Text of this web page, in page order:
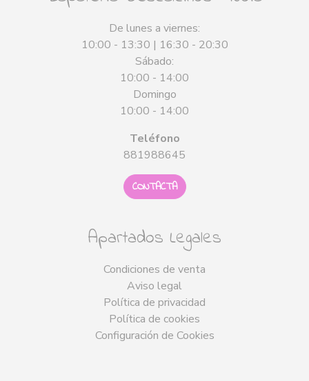
De lunes a viernes:
10:00 - 13:30 | 16:30 - 20:30
Sábado:
10:00 - 14:00
Domingo
10:00 - 14:00
Teléfono
881988645
CONTACTA
Apartados Legales
Condiciones de venta
Aviso legal
Política de privacidad
Política de cookies
Configuración de Cookies